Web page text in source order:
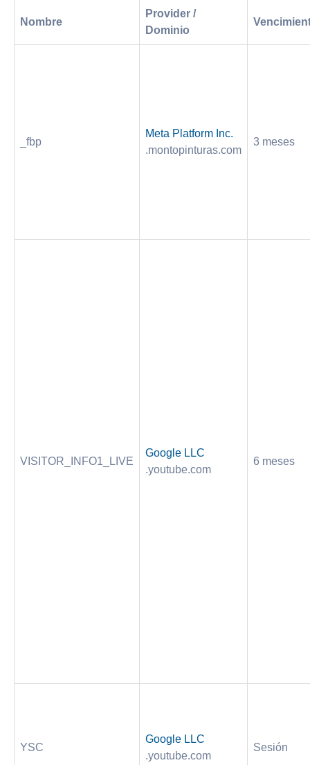
Nombre
Provider /
Dominio
_fbp
Meta Platform Inc.
.montopinturas.com
3 meses
VISITOR_INFO1_LIVE
Google LLC
.youtube.com
6 meses
YSC
Google LLC
.youtube.com
Sesión